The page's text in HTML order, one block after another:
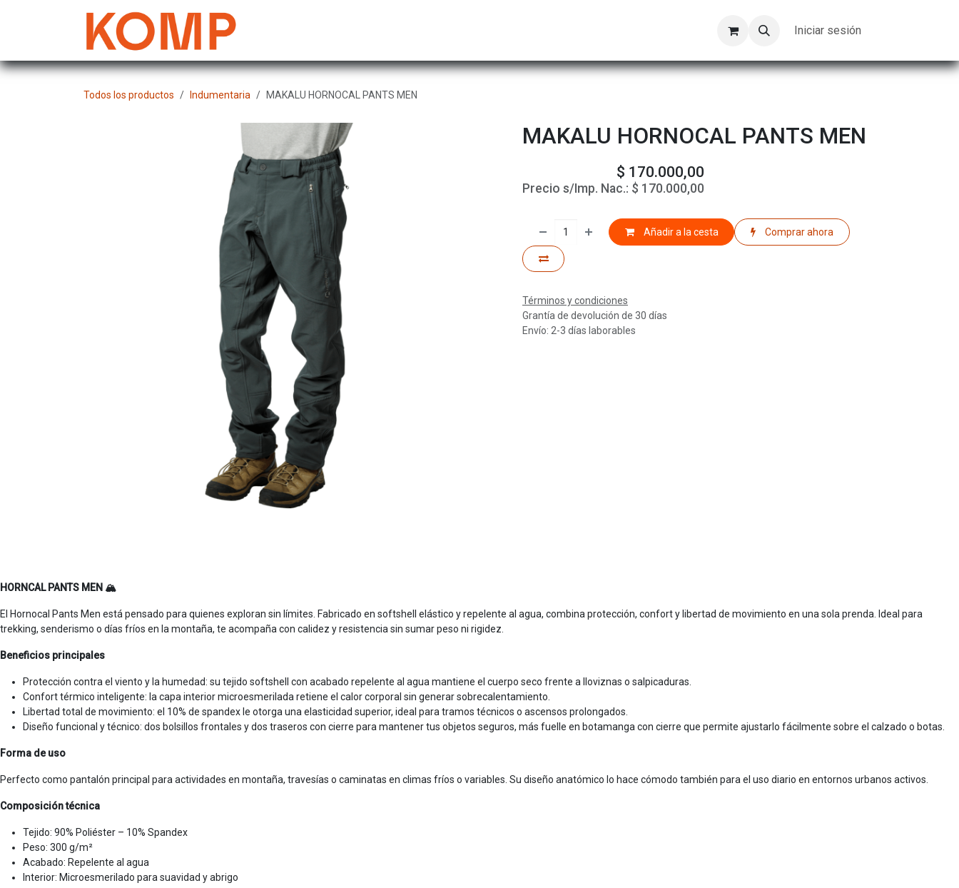
Trabajos Iniciar sesión
Todos los productos Indumentaria MAKALU HORNOCAL PANTS MEN
MAKALU HORNOCAL PANTS MEN
$ 170.000,00
Precio s/Imp. Nac.: $ 170.000,00
Añadir a la cesta Comprar ahora
Términos y condiciones
Grantía de devolución de 30 días
Envío: 2-3 días laborables
HORNCAL PANTS MEN 🏔️
El Hornocal Pants Men está pensado para quienes exploran sin límites. Fabricado en softshell elástico y repelente al agua, combina protección, confort y libertad de movimiento en una sola prenda. Ideal para
trekking, senderismo o días fríos en la montaña, te acompaña con calidez y resistencia sin sumar peso ni rigidez.
Beneficios principales
Protección contra el viento y la humedad: su tejido softshell con acabado repelente al agua mantiene el cuerpo seco frente a lloviznas o salpicaduras.
Confort térmico inteligente: la capa interior microesmerilada retiene el calor corporal sin generar sobrecalentamiento.
Libertad total de movimiento: el 10% de spandex le otorga una elasticidad superior, ideal para tramos técnicos o ascensos prolongados.
Diseño funcional y técnico: dos bolsillos frontales y dos traseros con cierre para mantener tus objetos seguros, más fuelle en botamanga con cierre que permite ajustarlo fácilmente sobre el calzado o botas.
Forma de uso
Perfecto como pantalón principal para actividades en montaña, travesías o caminatas en climas fríos o variables. Su diseño anatómico lo hace cómodo también para el uso diario en entornos urbanos activos.
Composición técnica
Tejido: 90% Poliéster – 10% Spandex
Peso: 300 g/m²
Acabado: Repelente al agua
Interior: Microesmerilado para suavidad y abrigo